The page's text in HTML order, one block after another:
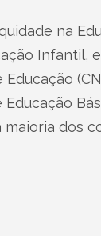
na
Infantil,
dos